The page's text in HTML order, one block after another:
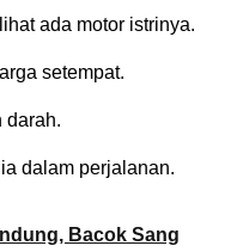
ada motor istrinya.
setempat.
darah.
dalam perjalanan.
Bacok Sang